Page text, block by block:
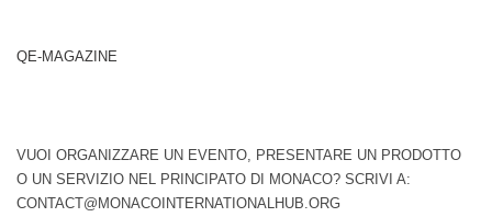
QE-MAGAZINE
VUOI ORGANIZZARE UN EVENTO, PRESENTARE UN PRODOTTO
O UN SERVIZIO NEL PRINCIPATO DI MONACO? SCRIVI A:
CONTACT@MONACOINTERNATIONALHUB.ORG